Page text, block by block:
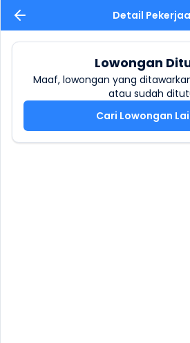
Detail
Lowongan
Maaf, lowongan yang
atau sudah
Cari Lowongan